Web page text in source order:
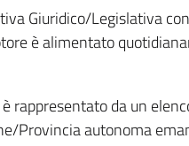
Giuridico/Legislativa
è alimentato
rappresentato da un
Provincia autonoma